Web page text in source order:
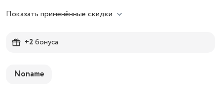
Показать применённые скидки
+2бонуса
Noname